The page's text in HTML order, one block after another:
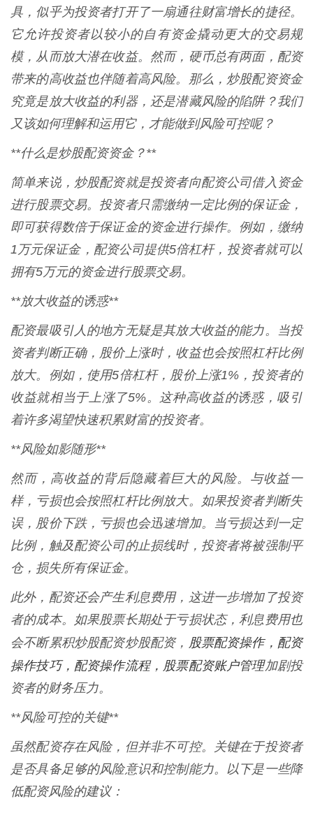
具，似乎为投资者打开了一扇通往财富增长的捷径。
它允许投资者以较小的自有资金撬动更大的交易规
模，从而放大潜在收益。然而，硬币总有两面，配资
带来的高收益也伴随着高风险。那么，炒股配资资金
究竟是放大收益的利器，还是潜藏风险的陷阱？我们
又该如何理解和运用它，才能做到风险可控呢？
**什么是炒股配资资金？**
简单来说，炒股配资就是投资者向配资公司借入资金
进行股票交易。投资者只需缴纳一定比例的保证金，
即可获得数倍于保证金的资金进行操作。例如，缴纳
1万元保证金，配资公司提供5倍杠杆，投资者就可以
拥有5万元的资金进行股票交易。
**放大收益的诱惑**
配资最吸引人的地方无疑是其放大收益的能力。当投
资者判断正确，股价上涨时，收益也会按照杠杆比例
放大。例如，使用5倍杠杆，股价上涨1%，投资者的
收益就相当于上涨了5%。这种高收益的诱惑，吸引
着许多渴望快速积累财富的投资者。
**风险如影随形**
然而，高收益的背后隐藏着巨大的风险。与收益一
样，亏损也会按照杠杆比例放大。如果投资者判断失
误，股价下跌，亏损也会迅速增加。当亏损达到一定
比例，触及配资公司的止损线时，投资者将被强制平
仓，损失所有保证金。
此外，配资还会产生利息费用，这进一步增加了投资
者的成本。如果股票长期处于亏损状态，利息费用也
会不断累积炒股配资炒股配资， 股票配资操作，配资
操作技巧，配资操作流程，股票配资账户管理加剧投
资者的财务压力。
**风险可控的关键**
虽然配资存在风险，但并非不可控。关键在于投资者
是否具备足够的风险意识和控制能力。以下是一些降
低配资风险的建议：